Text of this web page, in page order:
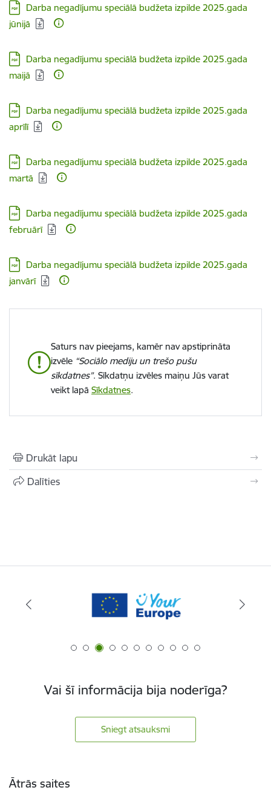
Lejupielādēt:
Darba negadījumu speciālā budžeta izpilde 2025.gada
jūnijā
Lejupielādēt:
Darba negadījumu speciālā budžeta izpilde 2025.gada
maijā
Lejupielādēt:
Darba negadījumu speciālā budžeta izpilde 2025.gada
aprīlī
Lejupielādēt:
Darba negadījumu speciālā budžeta izpilde 2025.gada
martā
Lejupielādēt:
Darba negadījumu speciālā budžeta izpilde 2025.gada
februārī
Lejupielādēt:
Darba negadījumu speciālā budžeta izpilde 2025.gada
janvārī
Saturs nav pieejams, kamēr nav apstiprināta
izvēle “Sociālo mediju un trešo pušu
sīkdatnes”. Sīkdatņu izvēles maiņu Jūs varat
veikt lapā Sīkdatnes.
Drukāt lapu
Dalīties
Vai šī informācija bija noderīga?
Sniegt atsauksmi
Ātrās saites